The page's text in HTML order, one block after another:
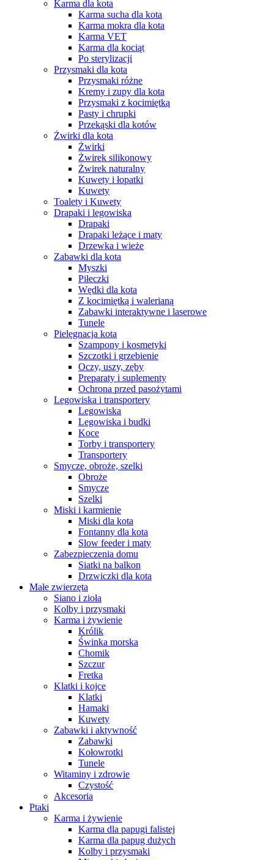
Karma dla kota
Karma sucha dla kota
Karma mokra dla kota
Karma VET
Karma dla kociąt
Po sterylizacji
Przysmaki dla kota
Przysmaki różne
Kremy i zupy dla kota
Przysmaki z kocimiętką
Pasty i chrupki
Przekąski dla kotów
Żwirki dla kota
Żwirki
Żwirek silikonowy
Żwirek naturalny
Kuwety i łopatki
Kuwety
Toalety i Kuwety
Drapaki i legowiska
Drapaki
Drapaki leżące i maty
Drzewka i wieże
Zabawki dla kota
Myszki
Piłeczki
Wędki dla kota
Z kocimiętką i walerianą
Zabawki interaktywne i laserowe
Tunele
Pielęgnacja kota
Szampony i kosmetyki
Szczotki i grzebienie
Oczy, uszy, zęby
Preparaty i suplementy
Ochrona przed pasożytami
Legowiska i transportery
Legowiska
Legowiska i budki
Koce
Torby i transportery
Transportery
Smycze, obroże, szelki
Obroże
Smycze
Szelki
Miski i karmienie
Miski dla kota
Fontanny dla kota
Slow feeder i maty
Zabezpieczenia domu
Siatki na balkon
Drzwiczki dla kota
Małe zwierzęta
Siano i zioła
Kolby i przysmaki
Karma i żywienie
Królik
Świnka morska
Chomik
Szczur
Fretka
Klatki i kojce
Klatki
Hamaki
Kuwety
Zabawki i aktywność
Zabawki
Kołowrotki
Tunele
Witaminy i zdrowie
Czystość
Akcesoria
Ptaki
Karma i żywienie
Karma dla papugi falistej
Karma dla papug dużych
Kolby i przysmaki